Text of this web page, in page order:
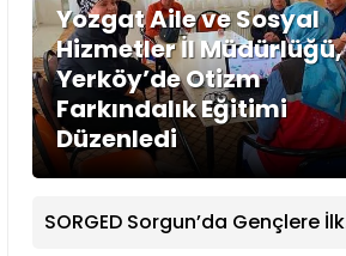
Yozgat Aile ve Sosyal
Hizmetler İl Müdürlüğü,
Yerköy’de Otizm
Farkındalık Eğitimi
Düzenledi
SORGED Sorgun’da Gençlere İlk